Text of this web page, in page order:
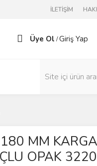
İLETİŞİM
Üye Ol /Giriş Yap
MM
OPAK